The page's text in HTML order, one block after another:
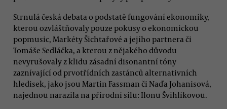
Strnulá česká debata o podstatě fungování ekonomiky,
kterou ozvláštňovaly pouze pokusy o ekonomickou
popmusic, Markéty Šichtařové a jejího partnera či
Tomáše Sedláčka, a kterou z nějakého důvodu
nevyrušovaly z klidu zásadní disonantní tóny
zaznívající od prvotřídních zastánců alternativních
hledisek, jako jsou Martin Fassman či Naďa Johanisová,
najednou narazila na přírodní sílu: Ilonu Švihlíkovou.